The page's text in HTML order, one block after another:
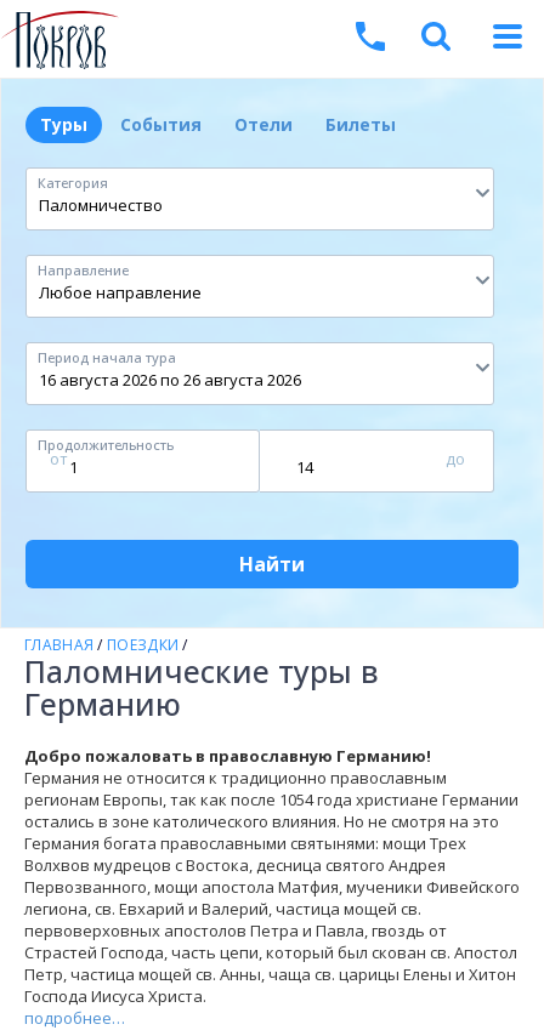
Туры События Отели Билеты
Категория
Направление
Период начала тура
Продолжительность
от до
Найти
ГЛАВНАЯ / ПОЕЗДКИ /
Паломнические туры в
Германию
Добро пожаловать в православную Германию!
Германия не относится к традиционно православным
регионам Европы, так как после 1054 года христиане Германии
остались в зоне католического влияния. Но не смотря на это
Германия богата православными святынями: мощи Трех
Волхвов мудрецов с Востока, десница святого Андрея
Первозванного,мощи апостола Матфия, мученики Фивейского
легиона, св. Евхарий и Валерий, частица мощей св.
первоверховных апостолов Петра и Павла, гвоздь от
Страстей Господа, часть цепи, который был скован св. Апостол
Петр, частица мощей св. Анны, чаща св. царицы Елены и Хитон
Господа Иисуса Христа.
подробнее…